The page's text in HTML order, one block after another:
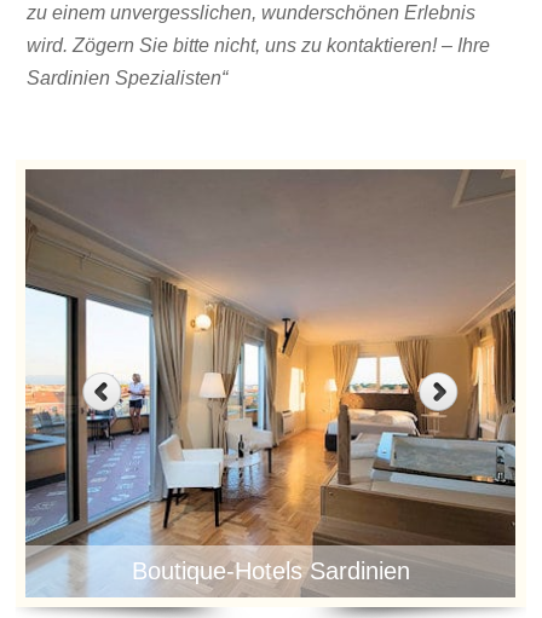
zu einem unvergesslichen, wunderschönen Erlebnis
wird. Zögern Sie bitte nicht, uns zu kontaktieren! – Ihre
Sardinien Spezialisten“
Boutique-Hotels Sardinien